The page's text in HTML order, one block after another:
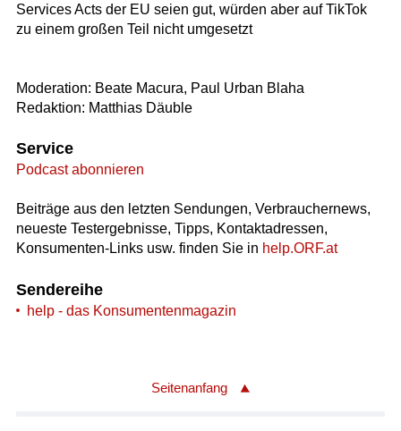
Services Acts der EU seien gut, würden aber auf TikTok
zu einem großen Teil nicht umgesetzt
Moderation: Beate Macura, Paul Urban Blaha
Redaktion: Matthias Däuble
Service
Podcast abonnieren
Beiträge aus den letzten Sendungen, Verbrauchernews,
neueste Testergebnisse, Tipps, Kontaktadressen,
Konsumenten-Links usw. finden Sie in help.ORF.at
Sendereihe
help - das Konsumentenmagazin
Seitenanfang